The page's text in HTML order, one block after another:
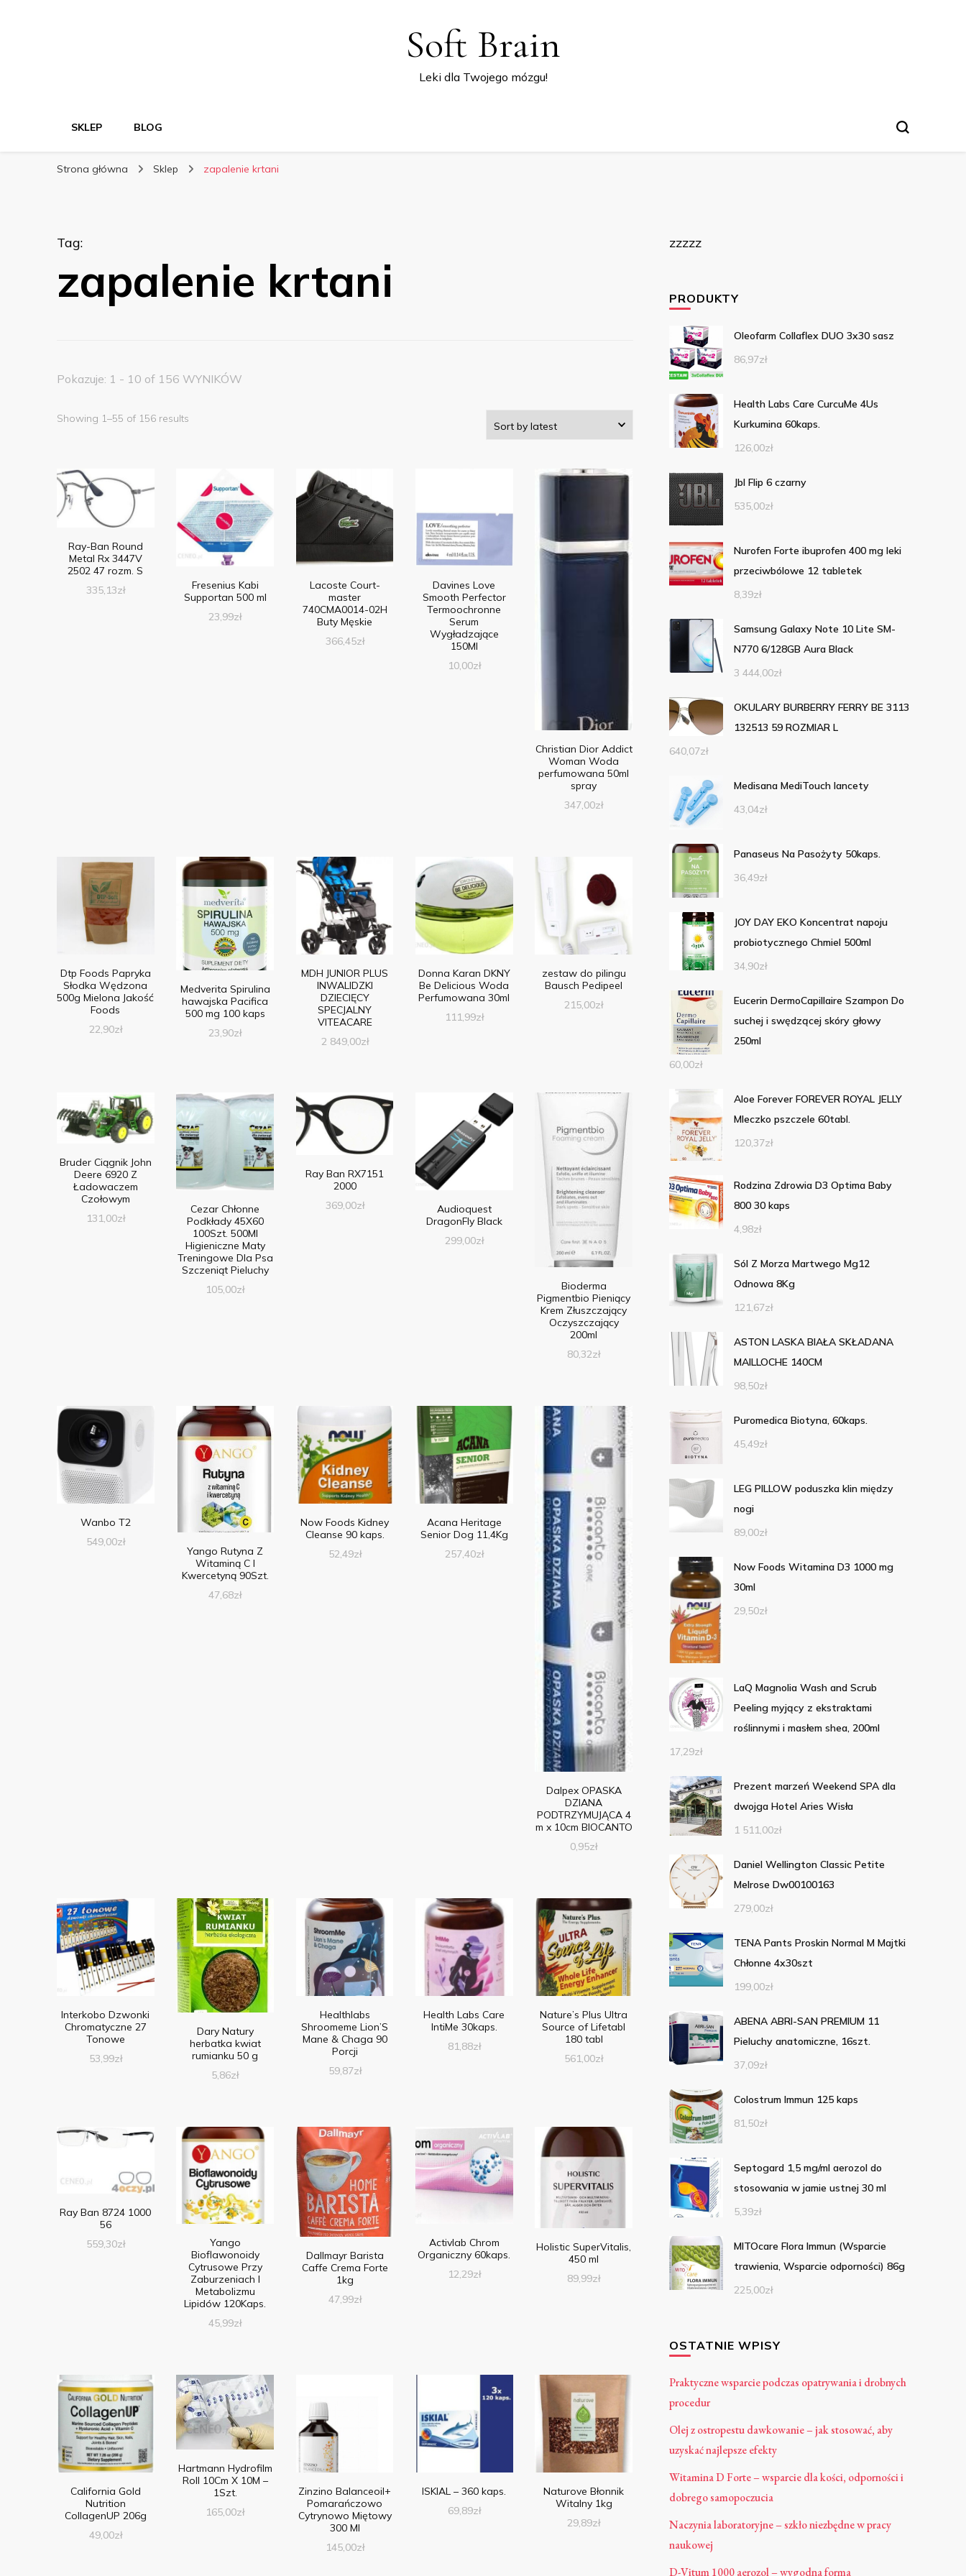
Soft Brain
Leki dla Twojego mózgu!
SKLEP BLOG
Strona główna Sklep zapalenie krtani
Tag:
zapalenie krtani
Pokazuje: 1 - 10 of 156 WYNIKÓW
Showing 1–55 of 156 results
Ray-Ban Round
Metal Rx 3447V
2502 47 rozm. S
335,13zł
Fresenius Kabi
Supportan 500 ml
23,99zł
Lacoste Court-
master
740CMA0014-02H
Buty Męskie
366,45zł
Davines Love
Smooth Perfector
Termoochronne
Serum
Wygładzające
150Ml
10,00zł
Christian Dior Addict
Woman Woda
perfumowana 50ml
spray
347,00zł
Dtp Foods Papryka
Słodka Wędzona
500g Mielona Jakość
Foods
22,90zł
Medverita Spirulina
hawajska Pacifica
500 mg 100 kaps
23,90zł
MDH JUNIOR PLUS
INWALIDZKI
DZIECIĘCY
SPECJALNY
VITEACARE
2 849,00zł
Donna Karan DKNY
Be Delicious Woda
Perfumowana 30ml
111,99zł
zestaw do pilingu
Bausch Pedipeel
215,00zł
Bruder Ciągnik John
Deere 6920 Z
Ładowaczem
Czołowym
131,00zł
Cezar Chłonne
Podkłady 45X60
100Szt. 500Ml
Higieniczne Maty
Treningowe Dla Psa
Szczeniąt Pieluchy
105,00zł
Ray Ban RX7151
2000
369,00zł
Audioquest
DragonFly Black
299,00zł
Bioderma
Pigmentbio Pieniący
Krem Złuszczający
Oczyszczający
200ml
80,32zł
Wanbo T2
549,00zł
Yango Rutyna Z
Witaminą C I
Kwercetyną 90Szt.
47,68zł
Now Foods Kidney
Cleanse 90 kaps.
52,49zł
Acana Heritage
Senior Dog 11,4Kg
257,40zł
Dalpex OPASKA
DZIANA
PODTRZYMUJĄCA 4
m x 10cm BIOCANTO
0,95zł
Interkobo Dzwonki
Chromatyczne 27
Tonowe
53,99zł
Dary Natury
herbatka kwiat
rumianku 50 g
5,86zł
Healthlabs
Shroomeme Lion’S
Mane & Chaga 90
Porcji
59,87zł
Health Labs Care
IntiMe 30kaps.
81,88zł
Nature’s Plus Ultra
Source of Lifetabl
180 tabl
561,00zł
Ray Ban 8724 1000
56
559,30zł
Yango
Bioflawonoidy
Cytrusowe Przy
Zaburzeniach I
Metabolizmu
Lipidów 120Kaps.
45,99zł
Dallmayr Barista
Caffe Crema Forte
1kg
47,99zł
Activlab Chrom
Organiczny 60kaps.
12,29zł
Holistic SuperVitalis,
450 ml
89,99zł
California Gold
Nutrition
CollagenUP 206g
49,00zł
Hartmann Hydrofilm
Roll 10Cm X 10M –
1Szt.
165,00zł
Zinzino Balanceoil+
Pomarańczowo
Cytrynowo Miętowy
300 Ml
145,00zł
ISKIAL – 360 kaps.
69,89zł
Naturove Błonnik
Witalny 1kg
29,89zł
zzzzz
PRODUKTY
Oleofarm Collaflex DUO 3x30 sasz
86,97zł
Health Labs Care CurcuMe 4Us
Kurkumina 60kaps.
126,00zł
Jbl Flip 6 czarny
535,00zł
Nurofen Forte ibuprofen 400 mg leki
przeciwbólowe 12 tabletek
8,39zł
Samsung Galaxy Note 10 Lite SM-
N770 6/128GB Aura Black
3 444,00zł
OKULARY BURBERRY FERRY BE 3113
132513 59 ROZMIAR L
640,07zł
Medisana MediTouch lancety
43,04zł
Panaseus Na Pasożyty 50kaps.
36,49zł
JOY DAY EKO Koncentrat napoju
probiotycznego Chmiel 500ml
34,90zł
Eucerin DermoCapillaire Szampon Do
suchej i swędzącej skóry głowy
250ml
60,00zł
Aloe Forever FOREVER ROYAL JELLY
Mleczko pszczele 60tabl.
120,37zł
Rodzina Zdrowia D3 Optima Baby
800 30 kaps
4,98zł
Sól Z Morza Martwego Mg12
Odnowa 8Kg
121,67zł
ASTON LASKA BIAŁA SKŁADANA
MAILLOCHE 140CM
98,50zł
Puromedica Biotyna, 60kaps.
45,49zł
LEG PILLOW poduszka klin między
nogi
89,00zł
Now Foods Witamina D3 1000 mg
30ml
29,50zł
LaQ Magnolia Wash and Scrub
Peeling myjący z ekstraktami
roślinnymi i masłem shea, 200ml
17,29zł
Prezent marzeń Weekend SPA dla
dwojga Hotel Aries Wisła
1 511,00zł
Daniel Wellington Classic Petite
Melrose Dw00100163
279,00zł
TENA Pants Proskin Normal M Majtki
Chłonne 4x30szt
199,00zł
ABENA ABRI-SAN PREMIUM 11
Pieluchy anatomiczne, 16szt.
37,09zł
Colostrum Immun 125 kaps
81,50zł
Septogard 1,5 mg/ml aerozol do
stosowania w jamie ustnej 30 ml
5,39zł
MITOcare Flora Immun (Wsparcie
trawienia, Wsparcie odporności) 86g
225,00zł
OSTATNIE WPISY
Praktyczne wsparcie podczas opatrywania i drobnych
procedur
Olej z ostropestu dawkowanie – jak stosować, aby
uzyskać najlepsze efekty
Witamina D Forte – wsparcie dla kości, odporności i
dobrego samopoczucia
Naczynia laboratoryjne – szkło niezbędne w pracy
naukowej
D-Vitum 1000 aerozol – wygodna forma